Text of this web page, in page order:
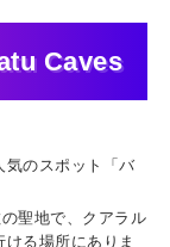
Caves
気のスポット「バ
聖地で、クアラル
る場所にありま